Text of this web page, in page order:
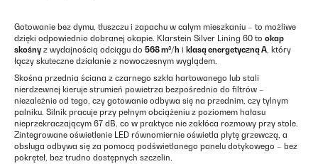
Gotowanie bez dymu, tłuszczu i zapachu w całym mieszkaniu – to możliwe
dzięki odpowiednio dobranej okapie. Klarstein Silver Lining 60 to okap
skośny z wydajnością odciągu do 568 m³/h i klasą energetyczną A, który
łączy skuteczne działanie z nowoczesnym wyglądem.
Skośna przednia ściana z czarnego szkła hartowanego lub stali
nierdzewnej kieruje strumień powietrza bezpośrednio do filtrów –
niezależnie od tego, czy gotowanie odbywa się na przednim, czy tylnym
palniku. Silnik pracuje przy pełnym obciążeniu z poziomem hałasu
nieprzekraczającym 67 dB, co w praktyce nie zakłóca rozmowy przy stole.
Zintegrowane oświetlenie LED równomiernie oświetla płytę grzewczą, a
obsługa odbywa się za pomocą podświetlanego panelu dotykowego – bez
pokręteł, bez trudno dostępnych szczelin.